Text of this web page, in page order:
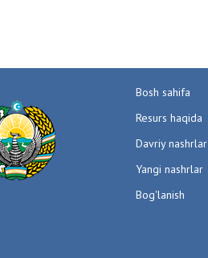
Bosh sahifa
Resurs haqida
Davriy nashrlar
Yangi nashrlar
Bog'lanish